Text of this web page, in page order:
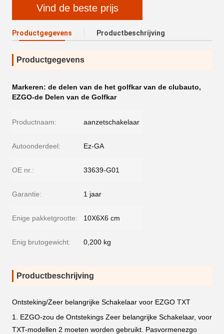
Vind de beste prijs
Productgegevens Productbeschrijving
Productgegevens
Markeren: de delen van de het golfkar van de clubauto,
EZGO-de Delen van de Golfkar
Productnaam: aanzetschakelaar
Autoonderdeel: Ez-GA
OE nr.: 33639-G01
Garantie: 1 jaar
Enige pakketgrootte: 10X6X6 cm
Enig brutogewicht: 0,200 kg
Productbeschrijving
Ontsteking/Zeer belangrijke Schakelaar voor EZGO TXT
1. EZGO-zou de Ontstekings Zeer belangrijke Schakelaar, voor
TXT-modellen 2 moeten worden gebruikt. Pasvormenezgo